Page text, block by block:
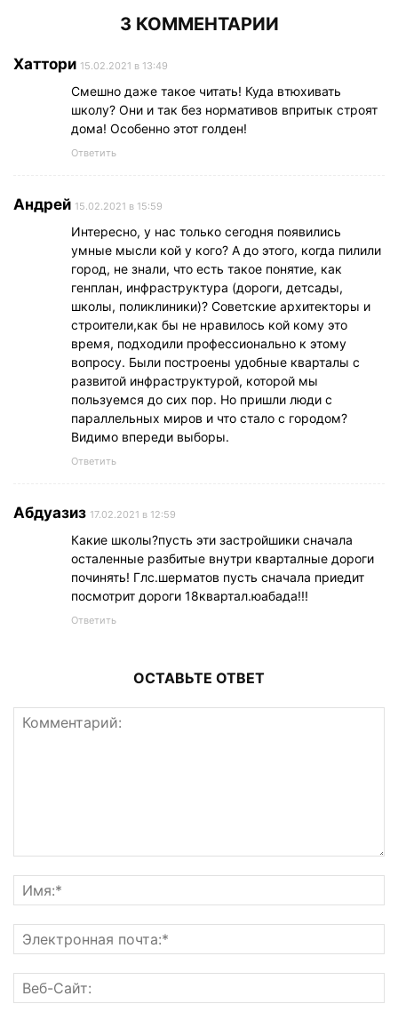
3 КОММЕНТАРИИ
Хаттори 15.02.2021 в 13:49
Смешно даже такое читать! Куда втюхивать
школу? Они и так без нормативов впритык строят
дома! Особенно этот голден!
Ответить
Андрей 15.02.2021 в 15:59
Интересно, у нас только сегодня появились
умные мысли кой у кого? А до этого, когда пилили
город, не знали, что есть такое понятие, как
генплан, инфраструктура (дороги, детсады,
школы, поликлиники)? Советские архитекторы и
строители,как бы не нравилось кой кому это
время, подходили профессионально к этому
вопросу. Были построены удобные кварталы с
развитой инфраструктурой, которой мы
пользуемся до сих пор. Но пришли люди с
параллельных миров и что стало с городом?
Видимо впереди выборы.
Ответить
Абдуазиз 17.02.2021 в 12:59
Какие школы?пусть эти застройшики сначала
осталенные разбитые внутри кварталные дороги
починять! Глс.шерматов пусть сначала приедит
посмотрит дороги 18квартал.юабада!!!
Ответить
ОСТАВЬТЕ ОТВЕТ